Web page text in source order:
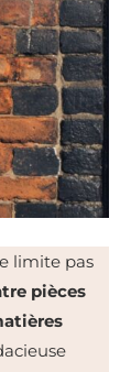
limite pas
pièces